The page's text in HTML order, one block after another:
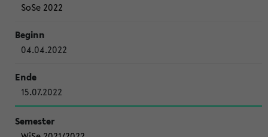
SoSe 2022
04.04.2022
15.07.2022